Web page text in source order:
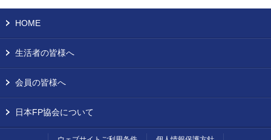
HOME
生活者の皆様へ
会員の皆様へ
日本FP協会について